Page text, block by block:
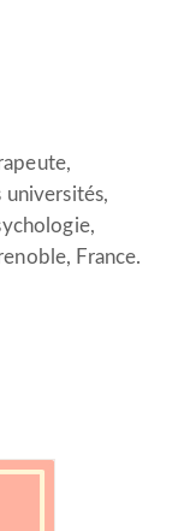
universités,
France.